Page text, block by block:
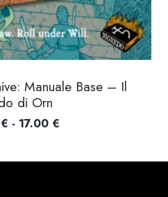
Manuale Base – Il
di Orn
€ - 17.00 €
prezzo: